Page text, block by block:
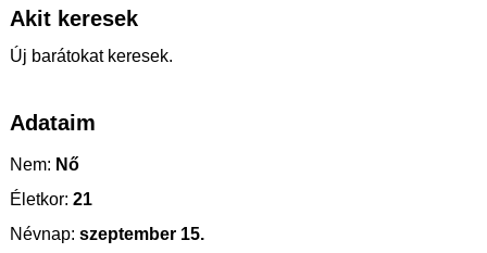
Akit keresek
Új barátokat keresek.
Adataim
Nem: Nő
Életkor: 21
Névnap: szeptember 15.